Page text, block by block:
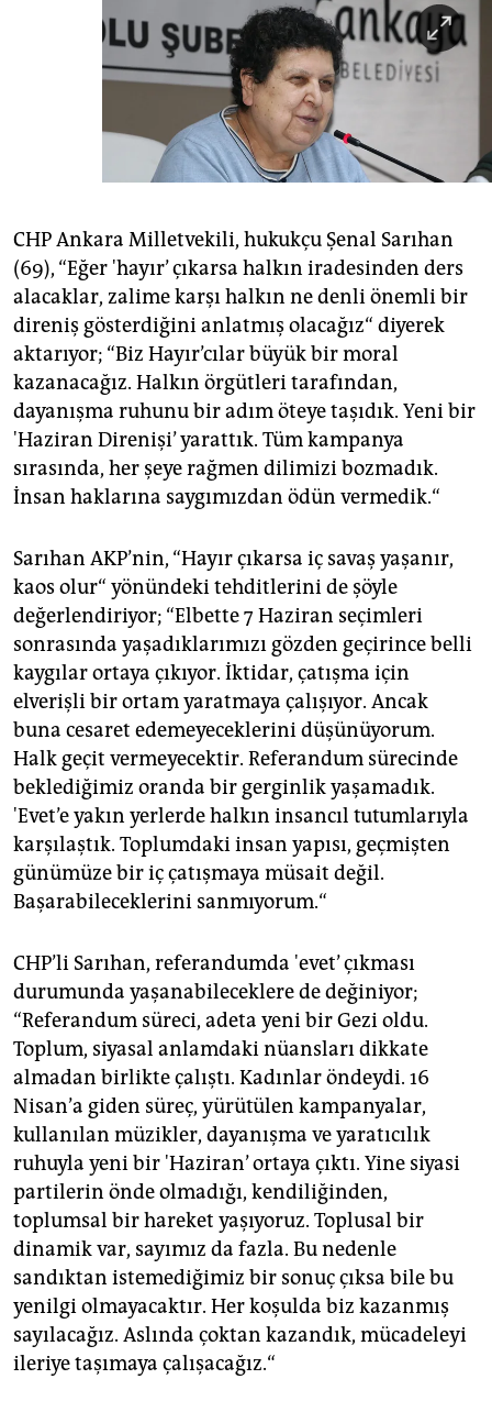
CHP Ankara Milletvekili, hukukçu Şenal Sarıhan
(69), “Eğer 'hayır’ çıkarsa halkın iradesinden ders
alacaklar, zalime karşı halkın ne denli önemli bir
direniş gösterdiğini anlatmış olacağız“ diyerek
aktarıyor; “Biz Hayır’cılar büyük bir moral
kazanacağız. Halkın örgütleri tarafından,
dayanışma ruhunu bir adım öteye taşıdık. Yeni bir
'Haziran Direnişi’ yarattık. Tüm kampanya
sırasında, her şeye rağmen dilimizi bozmadık.
İnsan haklarına saygımızdan ödün vermedik.“
Sarıhan AKP’nin, “Hayır çıkarsa iç savaş yaşanır,
kaos olur“ yönündeki tehditlerini de şöyle
değerlendiriyor; “Elbette 7 Haziran seçimleri
sonrasında yaşadıklarımızı gözden geçirince belli
kaygılar ortaya çıkıyor. İktidar, çatışma için
elverişli bir ortam yaratmaya çalışıyor. Ancak
buna cesaret edemeyeceklerini düşünüyorum.
Halk geçit vermeyecektir. Referandum sürecinde
beklediğimiz oranda bir gerginlik yaşamadık.
'Evet’e yakın yerlerde halkın insancıl tutumlarıyla
karşılaştık. Toplumdaki insan yapısı, geçmişten
günümüze bir iç çatışmaya müsait değil.
Başarabileceklerini sanmıyorum.“
CHP’li Sarıhan, referandumda 'evet’ çıkması
durumunda yaşanabileceklere de değiniyor;
“Referandum süreci, adeta yeni bir Gezi oldu.
Toplum, siyasal anlamdaki nüansları dikkate
almadan birlikte çalıştı. Kadınlar öndeydi. 16
Nisan’a giden süreç, yürütülen kampanyalar,
kullanılan müzikler, dayanışma ve yaratıcılık
ruhuyla yeni bir 'Haziran’ ortaya çıktı. Yine siyasi
partilerin önde olmadığı, kendiliğinden,
toplumsal bir hareket yaşıyoruz. Toplusal bir
dinamik var, sayımız da fazla. Bu nedenle
sandıktan istemediğimiz bir sonuç çıksa bile bu
yenilgi olmayacaktır. Her koşulda biz kazanmış
sayılacağız. Aslında çoktan kazandık, mücadeleyi
ileriye taşımaya çalışacağız.“